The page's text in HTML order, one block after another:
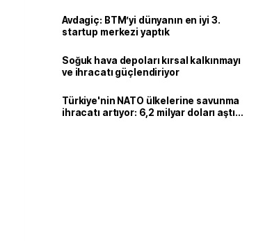
Avdagiç: BTM’yi dünyanın en iyi 3.
startup merkezi yaptık
Soğuk hava depoları kırsal kalkınmayı
ve ihracatı güçlendiriyor
Türkiye'nin NATO ülkelerine savunma
ihracatı artıyor: 6,2 milyar doları aştı